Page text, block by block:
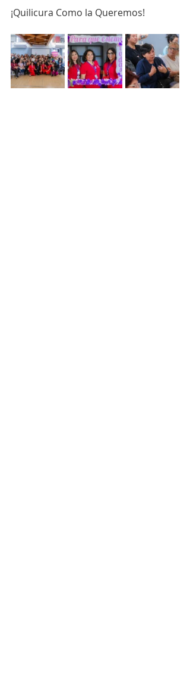
¡Quilicura Como la Queremos!